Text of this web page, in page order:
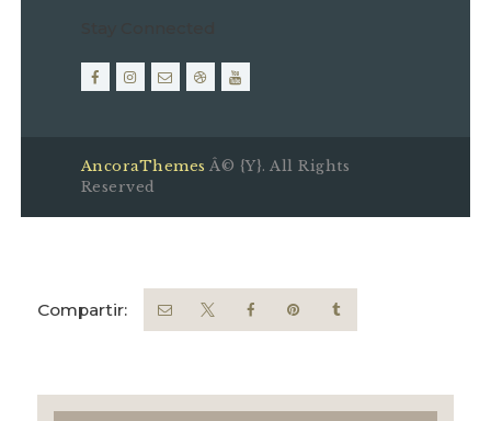
AncoraThemesÂ© {Y}. All Rights
Reserved
Compartir: